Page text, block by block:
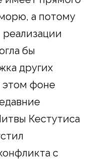
а потому
бы
других
этом фоне
Кестутиса
с